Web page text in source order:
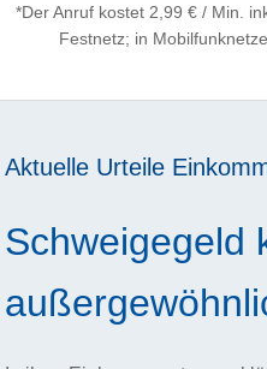
*Der Anruf kostet 2,99 € / Min.
Festnetz; in
Aktuelle Urteile
Schweigegeld